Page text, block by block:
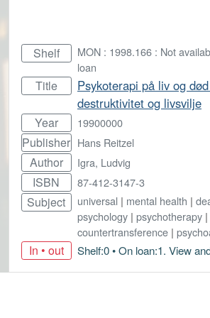
Shelf
MON : 1998.166 : Not
loan
Title
Psykoterapi på liv og
destruktivitet og livsvilje
Year 19900000
Publisher Hans Reitzel
Author Igra, Ludvig
ISBN 87-412-3147-3
Subject universal | mental health |
psychology | psychotherapy |
countertransference |
In • out Shelf:0 • On loan:1. View